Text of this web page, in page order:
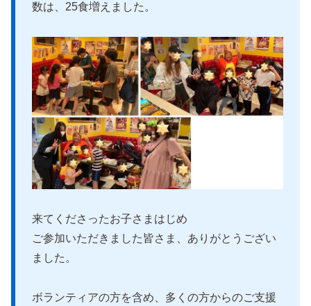
数は、25食増えました。
来てくださったお子さまはじめ
ご参加いただきました皆さま、ありがとうござい
ました。
ボランティアの方を含め、多くの方からのご支援